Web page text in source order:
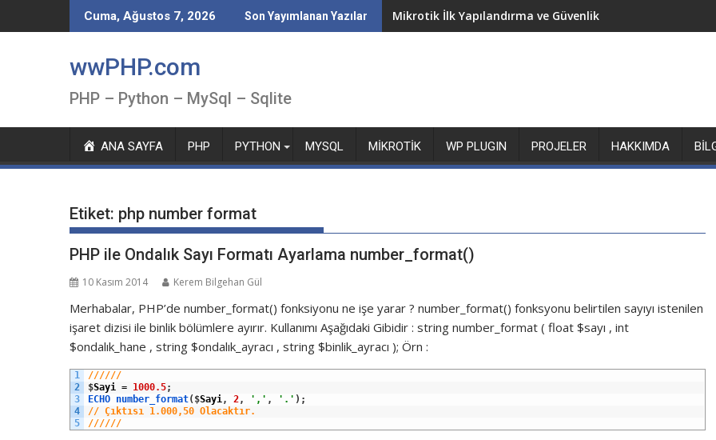
to
Cuma, Ağustos 7, 2026 Son Yayımlanan Yazılar Mikrotik İlk Yapılandırma ve Güvenlik
wwPHP.com
PHP – Python – MySql – Sqlite
ANA SAYFA PHP PYTHON MYSQL MIKROTIK WP PLUGIN PROJELER HAKKIMDA
Etiket: php number format
PHP ile Ondalık Sayı Formatı Ayarlama number_format()
10 Kasım 2014 Kerem Bilgehan Gül
Merhabalar, PHP’de number_format() fonksiyonu ne işe yarar ? number_format() fonksyonu belirtilen sayıyı istenilen
işaret dizisi ile binlik bölümlere ayırır. Kullanımı Aşağıdaki Gibidir : string number_format ( float $sayı , int
$ondalık_hane , string $ondalık_ayracı , string $binlik_ayracı ); Örn :
1
2
3
4
5
//////
$Sayi = 1000.5;
ECHO number_format( $Sayi, 2, ',' , '.' ) ;
// Çıktısı 1.000,50 Olacaktır.
//////